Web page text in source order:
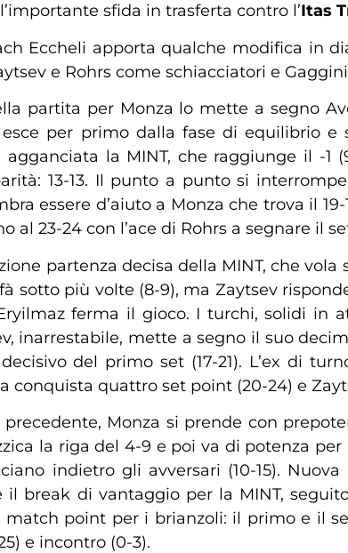
sfida in trasferta contro l’Itas
Eccheli apporta qualche modifica in
e Rohrs come schiacciatori e
partita per Monza lo mette a segno
per primo dalla fase di equilibrio
agganciata la MINT, che raggiunge il -1
13-13. Il punto a punto si
essere d’aiuto a Monza che trova il
al 23-24 con l’ace di Rohrs a segnare il
partenza decisa della MINT, che
sotto più volte (8-9), ma Zaytsev
Eryilmaz ferma il gioco. I turchi, solidi in
inarrestabile, mette a segno il suo
del primo set (17-21). L’ex di
conquista quattro set point (20-24) e
Monza si prende con
la riga del 4-9 e poi va di potenza
indietro gli avversari (10-15).
il break di vantaggio per la MINT,
match point per i brianzoli: il primo e il
e incontro (0-3).